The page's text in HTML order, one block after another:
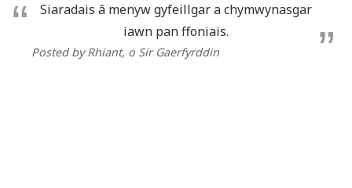
Siaradais â menyw gyfeillgar a chymwynasgar
iawn pan ffoniais.
Posted by Rhiant, o Sir Gaerfyrddin